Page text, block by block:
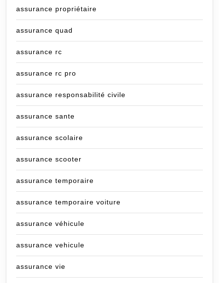
assurance propriétaire
assurance quad
assurance rc
assurance rc pro
assurance responsabilité civile
assurance sante
assurance scolaire
assurance scooter
assurance temporaire
assurance temporaire voiture
assurance véhicule
assurance vehicule
assurance vie